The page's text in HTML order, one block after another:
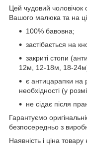
Цей чудовий
Вашого малюка та на
100% бавовна;
застібається на
закриті стопи
12м, 12-18м, 18-
є антицарапки на
необхідності (у
не сідає після
Гарантуємо
безпосередньо з
Наявність і ціна товару